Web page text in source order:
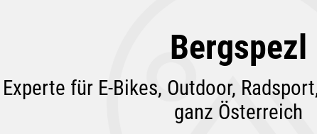
Bergspezl
für E-Bikes, Outdoor,
ganz Österreich